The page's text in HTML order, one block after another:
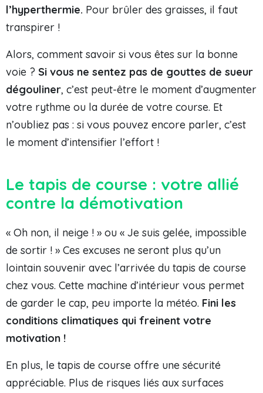
l’hyperthermie. Pour brûler des graisses, il faut
transpirer !
Alors, comment savoir si vous êtes sur la bonne
voie ? Si vous ne sentez pas de gouttes de sueur
dégouliner, c’est peut-être le moment d’augmenter
votre rythme ou la durée de votre course. Et
n’oubliez pas : si vous pouvez encore parler, c’est
le moment d’intensifier l’effort !
Le tapis de course : votre allié
contre la démotivation
« Oh non, il neige ! » ou « Je suis gelée, impossible
de sortir ! » Ces excuses ne seront plus qu’un
lointain souvenir avec l’arrivée du tapis de course
chez vous. Cette machine d’intérieur vous permet
de garder le cap, peu importe la météo. Fini les
conditions climatiques qui freinent votre
motivation !
En plus, le tapis de course offre une sécurité
appréciable. Plus de risques liés aux surfaces